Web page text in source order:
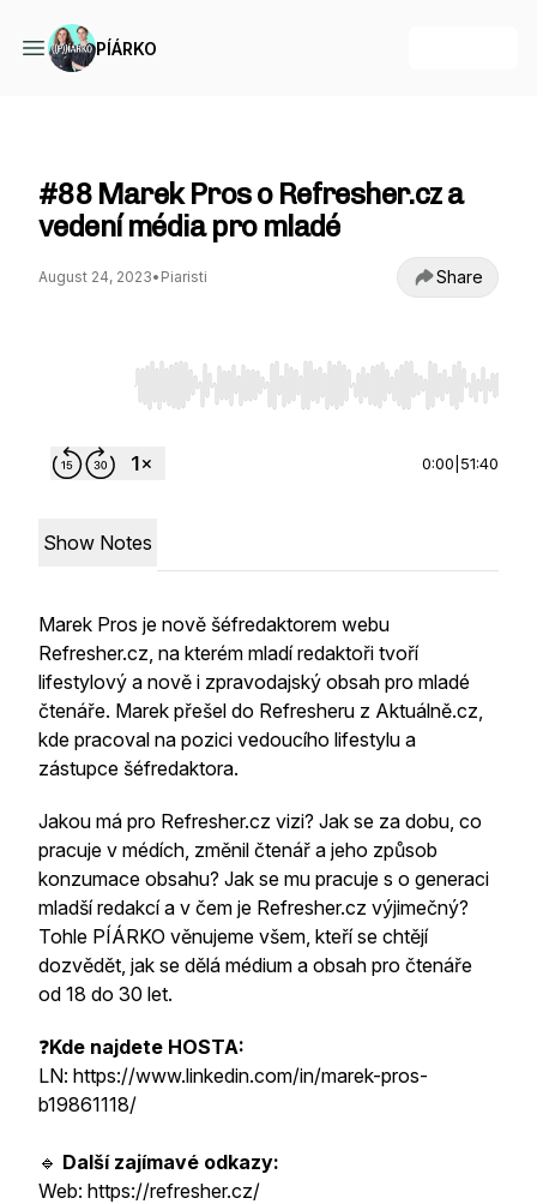
PÍÁRKO
#88 Marek Pros o Refresher.cz a
vedení média pro mladé
August 24, 2023• Piaristi Share
Use Left/Right to seek, Home/End to jump to
0:00 51:40
Show Notes
Marek Pros je nově šéfredaktorem webu
Refresher.cz, na kterém mladí redaktoři tvoří
lifestylový a nově i zpravodajský obsah pro mladé
čtenáře. Marek přešel do Refresheru z Aktuálně.cz,
kde pracoval na pozici vedoucího lifestylu a
zástupce šéfredaktora.
Jakou má pro Refresher.cz vizi? Jak se za dobu, co
pracuje v médích, změnil čtenář a jeho způsob
konzumace obsahu? Jak se mu pracuje s o generaci
mladší redakcí a v čem je Refresher.cz výjimečný?
Tohle PÍÁRKO věnujeme všem, kteří se chtějí
dozvědět, jak se dělá médium a obsah pro čtenáře
od 18 do 30 let.
❓Kde najdete HOSTA:
LN: https://www.linkedin.com/in/marek-pros-
b19861118/
🔹 Další zajímavé odkazy:
Web: https://refresher.cz/